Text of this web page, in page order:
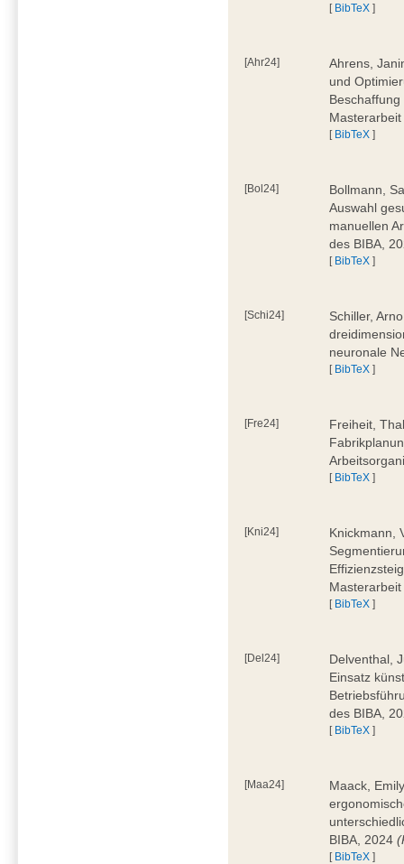
[ BibTeX ]
[Ahr24]
Ahrens,
und
[ BibTeX ]
[Bol24]
Bollmann,
Auswahl
manuellen
des BIBA,
[ BibTeX ]
[Schi24]
Schiller,
neuronale
[ BibTeX ]
[Fre24]
Freiheit,
[ BibTeX ]
[Kni24]
Knickmann,
[ BibTeX ]
[Del24]
Delventhal,
Einsatz
des BIBA,
[ BibTeX ]
[Maa24]
Maack,
BIBA, 2024
[ BibTeX ]